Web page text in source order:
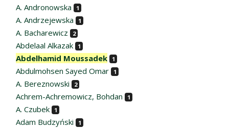
A. Andronowska 1
A. Andrzejewska 1
A. Bacharewicz 2
Abdelaal Alkazak 1
Abdelhamid Moussadek 1
Abdulmohsen Sayed Omar 1
A. Bereznowski 2
Achrem-Achremowicz, Bohdan 1
A. Czubek 1
Adam Budzyński 1